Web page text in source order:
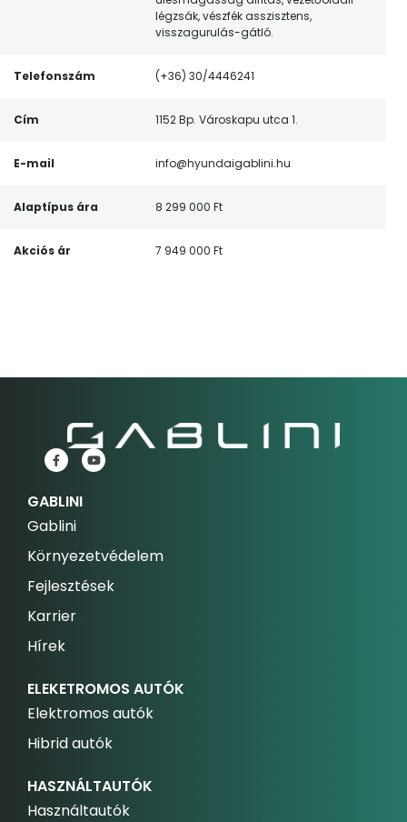
légzsák, vészfék asszisztens,
visszagurulás-gátló.
Telefonszám (+36) 30/4446241
Cím 1152 Bp. Városkapu utca 1.
E-mail info@hyundaigablini.hu
Alaptípus ára 8 299 000 Ft
Akciós ár 7 949 000 Ft
GABLINI
Gablini
Környezetvédelem
Fejlesztések
Karrier
Hírek
ELEKETROMOS AUTÓK
Elektromos autók
Hibrid autók
HASZNÁLTAUTÓK
Használtautók